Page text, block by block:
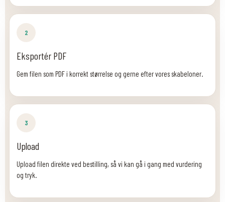
2
Eksportér PDF
Gem filen som PDF i korrekt størrelse og gerne efter vores skabeloner.
3
Upload
Upload filen direkte ved bestilling, så vi kan gå i gang med vurdering
og tryk.